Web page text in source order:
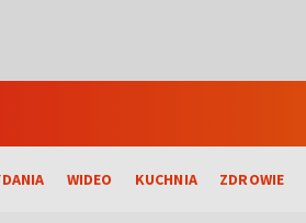
WIDEO KUCHNIA ZDROWIE